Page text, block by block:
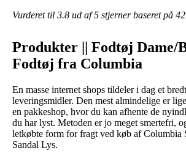
Vurderet til 3.8 ud af 5 stjerner baseret på 42
Produkter || Fodtøj Dame/
Fodtøj fra Columbia
En masse internet shops tildeler i dag et
leveringsmidler. Den mest almindelige er
en pakkeshop, hvor du kan afhente de
du har lyst. Metoden er jo meget smertefri,
letkøbte form for fragt ved køb af Columbia
Sandal Lys.